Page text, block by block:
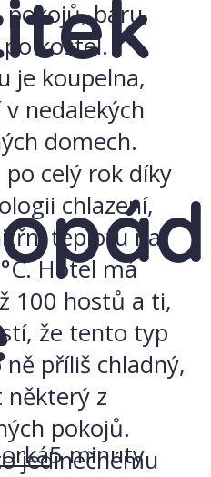
5 minuty
pokojů, baru,
kostel.
je koupelna,
nedalekých
domech.
celý rok díky
chlazení,
teplotu na
Hotel má
100 hostů a ti,
že tento typ
příliš chladný,
některý z
pokojů.
jedinečnému